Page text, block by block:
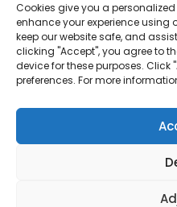
produits ou notre liste de
votre e-mail et nous
heures.
ENQUÊTE
© Copyright - 2010-
Cookies give you a
enhance your experience using
keep our website safe, and
clicking "Accept", you agree to
device for these purposes. Click
preferences. For more